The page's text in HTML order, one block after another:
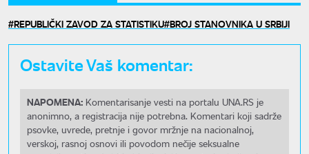
REPUBLIČKI ZAVOD ZA STATISTIKU BROJ STANOVNIKA U SRBIJI
Ostavite Vaš komentar:
NAPOMENA: Komentarisanje vesti na portalu UNA.RS je
anonimno, a registracija nije potrebna. Komentari koji sadrže
psovke, uvrede, pretnje i govor mržnje na nacionalnoj,
verskoj, rasnoj osnovi ili povodom nečije seksualne